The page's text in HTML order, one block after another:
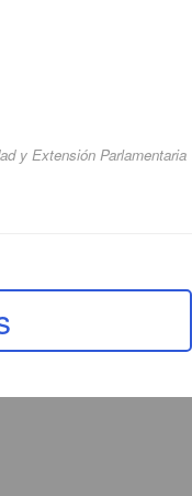
y Extensión Parlamentaria